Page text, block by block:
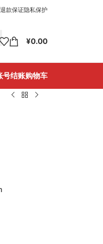
款保证隐私保护
¥0.00
号结账购物车